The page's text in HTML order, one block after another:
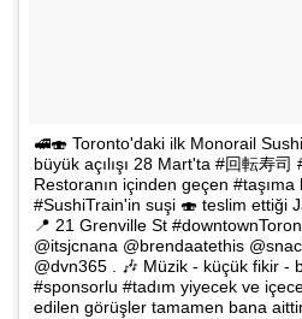
🚅🍣 Toronto'daki ilk Monorail
büyük açılışı 28 Mart'ta #回転寿司
Restoranın içinden geçen #taşıma
#SushiTrain'in suşi 🍣 teslim ettiği
📍 21 Grenville St
@itsjcnana @brendaatethis
@dvn365 . 🎶 Müzik - küçük fikir -
#sponsorlu #tadım yiyecek ve
edilen görüşler tamamen bana